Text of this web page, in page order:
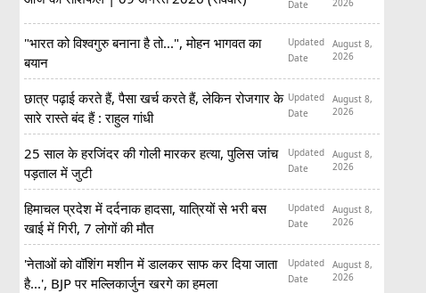
Date
2026
"भारत को विश्वगुरु बनाना है तो...", मोहन भागवत का
बयान
Updated
Date
August 8,
2026
छात्र पढ़ाई करते हैं, पैसा खर्च करते हैं, लेकिन रोजगार के
सारे रास्ते बंद हैं : राहुल गांधी
Updated
Date
August 8,
2026
25 साल के हरजिंदर की गोली मारकर हत्या, पुलिस जांच
पड़ताल में जुटी
Updated
Date
August 8,
2026
हिमाचल प्रदेश में दर्दनाक हादसा, यात्रियों से भरी बस
खाई में गिरी, 7 लोगों की मौत
Updated
Date
August 8,
2026
'नेताओं को वॉशिंग मशीन में डालकर साफ कर दिया जाता
है...', BJP पर मल्लिकार्जुन खरगे का हमला
Updated
Date
August 8,
2026